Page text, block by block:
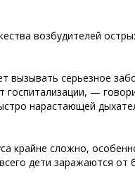
возбудителей
серьезное
госпитализации, —
нарастающей
крайне сложно,
дети заражаются от